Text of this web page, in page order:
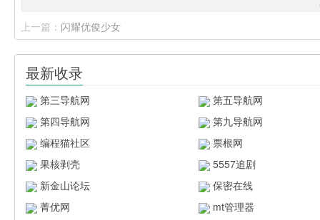
上一篇： 闪耀优俊少女
最新收录
第三导航网
第五导航网
第四导航网
第九导航网
编程猫社区
票根网
果核剥壳
5557追剧
新金山论坛
保密在线
菁优网
mt管理器